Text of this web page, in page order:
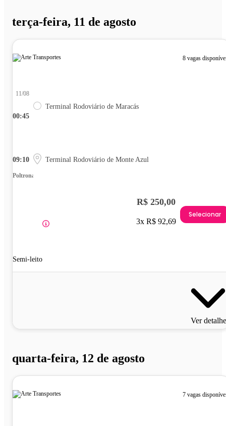
terça-feira, 11 de agosto
8 vagas
00:45
11/08
Terminal Rodoviário de Maracás
09:10 Terminal Rodoviário de Monte Azul
Poltrona
Semi-leito
R$ 250,00
3x R$ 92,69
Selecionar
Ver
quarta-feira, 12 de agosto
7 vagas